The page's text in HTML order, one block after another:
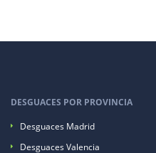
DESGUACES POR PROVINCIA
Desguaces Madrid
Desguaces Valencia